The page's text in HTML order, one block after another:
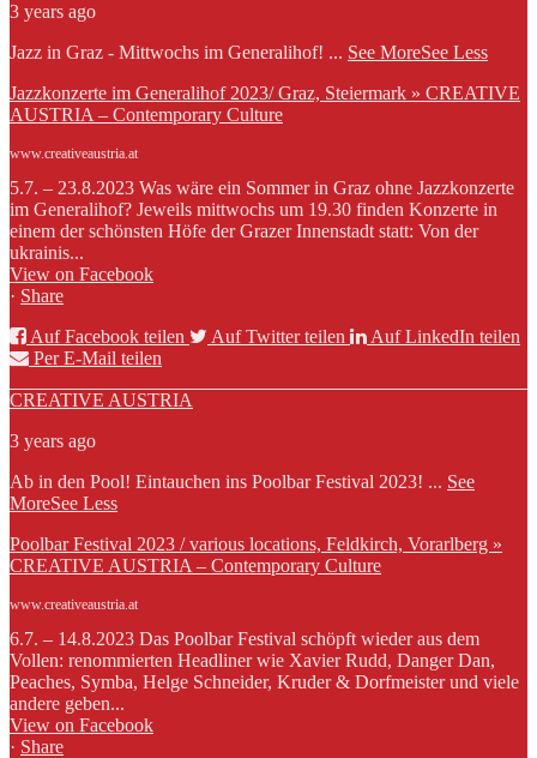
3 years ago
Jazz in Graz - Mittwochs im Generalihof! ... See MoreSee Less
Jazzkonzerte im Generalihof 2023/ Graz, Steiermark » CREATIVE
AUSTRIA – Contemporary Culture
www.creativeaustria.at
5.7. – 23.8.2023 Was wäre ein Sommer in Graz ohne Jazzkonzerte
im Generalihof? Jeweils mittwochs um 19.30 finden Konzerte in
einem der schönsten Höfe der Grazer Innenstadt statt: Von der
ukrainis...
View on Facebook
· Share
Auf Facebook teilen
Auf Twitter teilen
Auf LinkedIn teilen
Per E-Mail teilen
CREATIVE AUSTRIA
3 years ago
Ab in den Pool! Eintauchen ins Poolbar Festival 2023! ... See
MoreSee Less
Poolbar Festival 2023 / various locations, Feldkirch, Vorarlberg »
CREATIVE AUSTRIA – Contemporary Culture
www.creativeaustria.at
6.7. – 14.8.2023 Das Poolbar Festival schöpft wieder aus dem
Vollen: renommierten Headliner wie Xavier Rudd, Danger Dan,
Peaches, Symba, Helge Schneider, Kruder & Dorfmeister und viele
andere geben...
View on Facebook
· Share